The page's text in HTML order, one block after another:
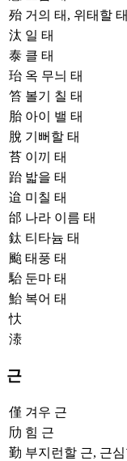
殆 거의 태, 위태할 태
汰 일 태
泰 클 태
珆 옥 무늬 태
笞 볼기 칠 태
胎 아이 밸 태
脫 기뻐할 태
苔 이끼 태
跆 밟을 태
迨 미칠 태
邰 나라 이름 태
鈦 티타늄 태
颱 태풍 태
駘 둔마 태
鮐 복어 태
忕
溙
근
僅 겨우 근
劤 힘 근
勤 부지런할 근, 근